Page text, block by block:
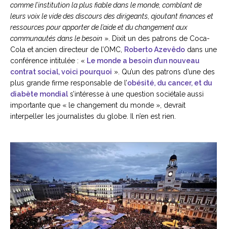
comme l’institution la plus fiable dans le monde, comblant de
leurs voix le vide des discours des dirigeants, ajoutant finances et
ressources pour apporter de l’aide et du changement aux
communautés dans le besoin ». Dixit un des patrons de Coca-
Cola et ancien directeur de l’OMC, Roberto Azevêdo dans une
conférence intitulée : « Le monde a besoin d’un nouveau
contrat social, voici pourquoi ». Qu’un des patrons d’une des
plus grande firme responsable de l’obésité, du cancer, et du
diabète mondial s’intéresse à une question sociétale aussi
importante que « le changement du monde », devrait
interpeller les journalistes du globe. Il n’en est rien.